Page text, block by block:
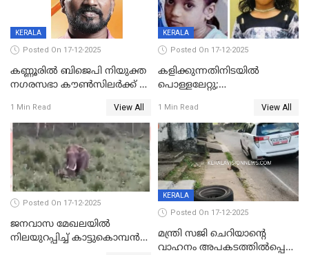
KERALA
Posted On 17-12-2025
കണ്ണൂരിൽ ബിജെപി നിയുക്ത
നഗരസഭാ കൗൺസിലർക്ക് 36
1 Min Read View All
KERALA
Posted On 17-12-2025
കളിക്കുന്നതിനിടയിൽ
പൊള്ളലേറ്റു;
ക്ലാസ് വിദ്യാർത്ഥിനി മരിച്ചു
1 Min Read View All
Posted On 17-12-2025
ജനവാസ മേഖലയില്‍
നിലയുറപ്പിച്ച് കാട്ടുകൊമ്പന്‍
KERALA
Posted On 17-12-2025
മന്ത്രി സജി ചെറിയാന്റെ
വാഹനം അപകടത്തിൽപ്പെട്ടു;